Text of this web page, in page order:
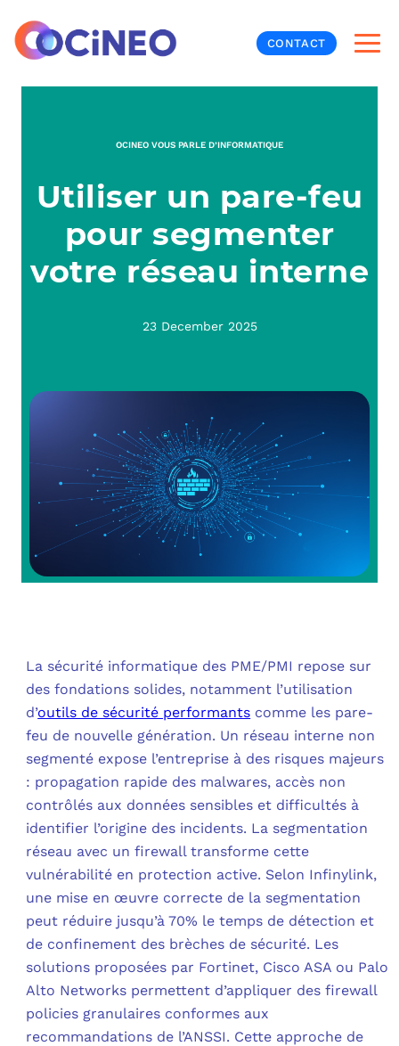
CONTACT
OCINEO VOUS PARLE D’INFORMATIQUE
Utiliser un pare-feu
pour segmenter
votre réseau interne
23 December 2025
La sécurité informatique des PME/PMI repose sur
des fondations solides, notamment l’utilisation
d’outils de sécurité performants comme les pare-
feu de nouvelle génération. Un réseau interne non
segmenté expose l’entreprise à des risques majeurs
: propagation rapide des malwares, accès non
contrôlés aux données sensibles et difficultés à
identifier l’origine des incidents. La segmentation
réseau avec un firewall transforme cette
vulnérabilité en protection active. Selon Infinylink,
une mise en œuvre correcte de la segmentation
peut réduire jusqu’à 70% le temps de détection et
de confinement des brèches de sécurité. Les
solutions proposées par Fortinet, Cisco ASA ou Palo
Alto Networks permettent d’appliquer des firewall
policies granulaires conformes aux
recommandations de l’ANSSI. Cette approche de